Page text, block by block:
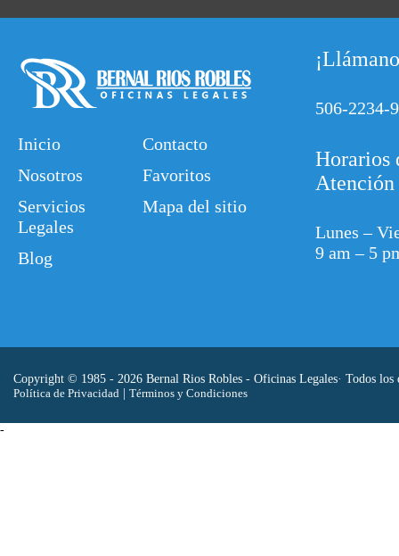
Inicio
Nosotros
Servicios
Legales
Blog
Contacto
Favoritos
Mapa del sitio
506-2234-
Horarios
Atención
Lunes –
9 am – 5
Copyright © 1985 - 2026 Bernal Rios Robles - Oficinas Legales· Todos los
Política de Privacidad
Términos y Condiciones
-